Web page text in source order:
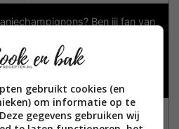
Ben jij fan van
Deze kroketten met
zijn de perfecte herfstige
Pin Recept Facebook
gebruikt cookies (en
om informatie op te
gegevens gebruiken wij